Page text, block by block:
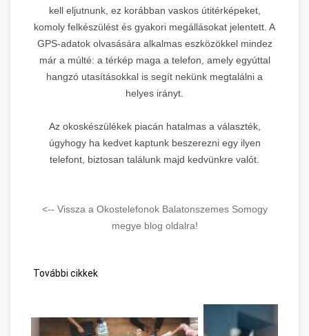
kell eljutnunk, ez korábban vaskos útitérképeket,
komoly felkészülést és gyakori megállásokat jelentett. A
GPS-adatok olvasására alkalmas eszközökkel mindez
már a múlté: a térkép maga a telefon, amely egyúttal
hangzó utasításokkal is segít nekünk megtalálni a
helyes irányt.
Az okoskészülékek piacán hatalmas a választék,
úgyhogy ha kedvet kaptunk beszerezni egy ilyen
telefont, biztosan találunk majd kedvünkre valót.
<-- Vissza a Okostelefonok Balatonszemes Somogy
megye blog oldalra!
További cikkek